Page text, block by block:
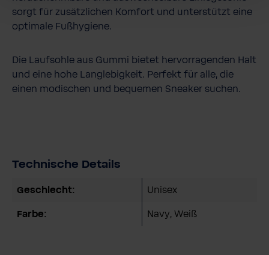
sorgt für zusätzlichen Komfort und unterstützt eine
optimale Fußhygiene.
Die Laufsohle aus Gummi bietet hervorragenden Halt
und eine hohe Langlebigkeit. Perfekt für alle, die
einen modischen und bequemen Sneaker suchen.
Technische Details
Geschlecht: Unisex
Farbe: Navy, Weiß